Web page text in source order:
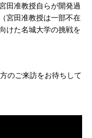
田准教授自らが開発過
宮田准教授は一部不在
けた名城大学の挑戦を
のご来訪をお待ちして